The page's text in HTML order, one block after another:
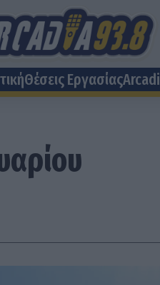
Θέσεις Eργασίας